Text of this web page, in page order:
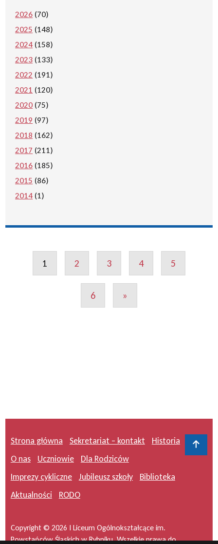
2026 (70)
2025 (148)
2024 (158)
2023 (133)
2022 (191)
2021 (120)
2020 (75)
2019 (97)
2018 (162)
2017 (211)
2016 (185)
2015 (86)
2014 (1)
1 2 3 4 5
6 »
Strona główna Sekretariat – kontakt
Historia
O nas
Uczniowie
Dla Rodziców
Imprezy cykliczne
Jubileusz szkoły
Biblioteka
Aktualności
RODO
Copyright © 2026 I Liceum Ogólnokształcące im.
Powstańców Śląskich w Rybniku. Wszelkie prawa do
Do